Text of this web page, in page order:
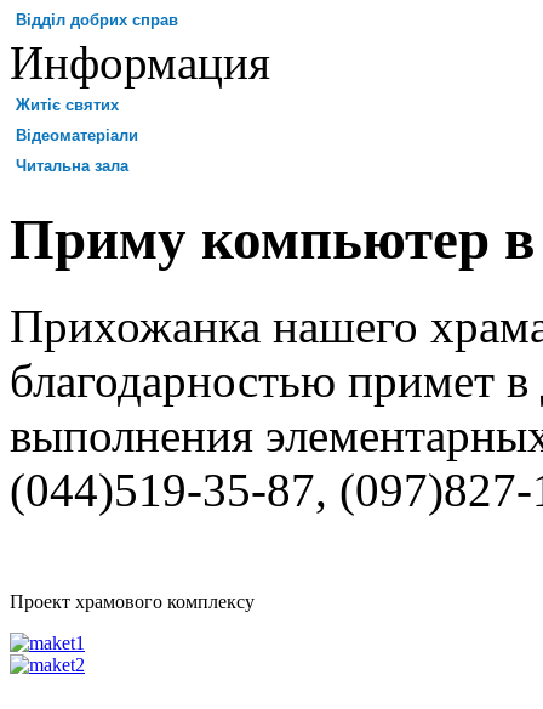
Відділ добрих справ
Информация
Житіє святих
Відеоматеріали
Читальна зала
Приму компьютер в
Прихожанка нашего
благодарностью примет
выполнения
(044)519-35-87,
Проект храмового комплексу